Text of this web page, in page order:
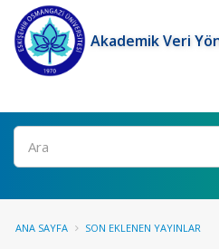
Akademik Veri
Ara
ANA SAYFA SON EKLENEN YAYINLAR